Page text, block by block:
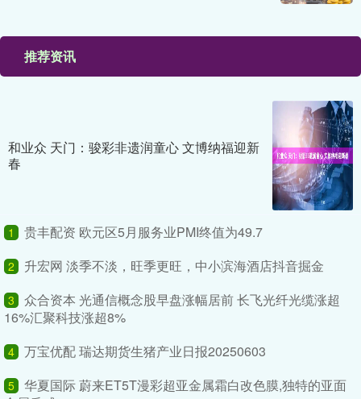
推荐资讯
和业众 天门：骏彩非遗润童心 文博纳福迎新
春
1 贵丰配资 欧元区5月服务业PMI终值为49.7
2 升宏网 淡季不淡，旺季更旺，中小滨海酒店抖音掘金
3
众合资本 光通信概念股早盘涨幅居前 长飞光纤光缆涨超
16%汇聚科技涨超8%
4 万宝优配 瑞达期货生猪产业日报20250603
5 华夏国际 蔚来ET5T漫彩超亚金属霜白改色膜,独特的亚面